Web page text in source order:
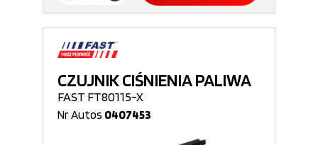
CZUJNIK CIŚNIENIA PALIWA
FAST FT80115-X
Nr Autos 0407453